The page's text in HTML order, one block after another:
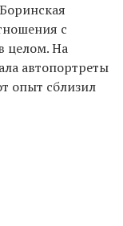
с
целом. На
автопортреты
опыт сблизил